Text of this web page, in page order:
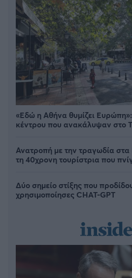
«Εδώ η Αθήνα θυμίζει Ευρώπη»:
κέντρου που ανακάλυψαν στο
Ανατροπή με την τραγωδία
τη 40χρονη τουρίστρια που
Δύο σημείο στίξης που
χρησιμοποίησες CHAT-GPT